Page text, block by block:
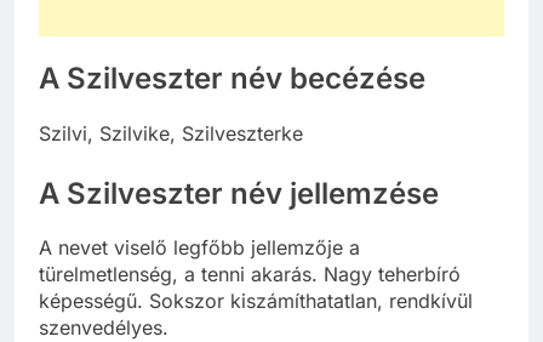
A Szilveszter név becézése
Szilvi, Szilvike, Szilveszterke
A Szilveszter név jellemzése
A nevet viselő legfőbb jellemzője a
türelmetlenség, a tenni akarás. Nagy teherbíró
képességű. Sokszor kiszámíthatatlan, rendkívül
szenvedélyes.